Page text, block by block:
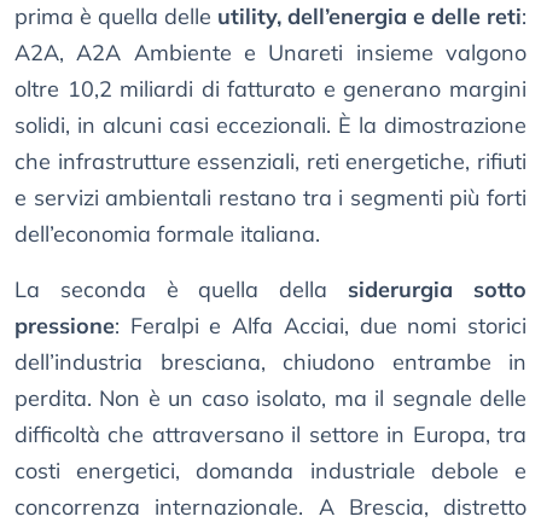
prima è quella delle utility, dell’energia e delle reti:
A2A, A2A Ambiente e Unareti insieme valgono
oltre 10,2 miliardi di fatturato e generano margini
solidi, in alcuni casi eccezionali. È la dimostrazione
che infrastrutture essenziali, reti energetiche, rifiuti
e servizi ambientali restano tra i segmenti più forti
dell’economia formale italiana.
La seconda è quella della siderurgia sotto
pressione: Feralpi e Alfa Acciai, due nomi storici
dell’industria bresciana, chiudono entrambe in
perdita. Non è un caso isolato, ma il segnale delle
difficoltà che attraversano il settore in Europa, tra
costi energetici, domanda industriale debole e
concorrenza internazionale. A Brescia, distretto